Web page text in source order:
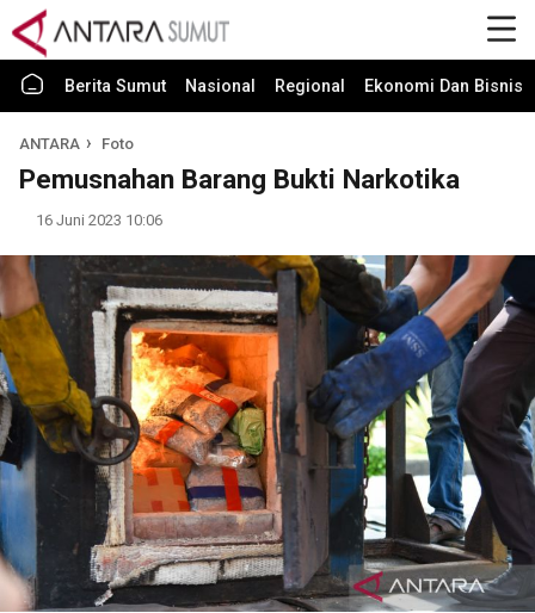
Berita Sumut Nasional Regional Ekonomi Dan Bisnis
ANTARA Foto
Pemusnahan Barang Bukti Narkotika
16 Juni 2023 10:06